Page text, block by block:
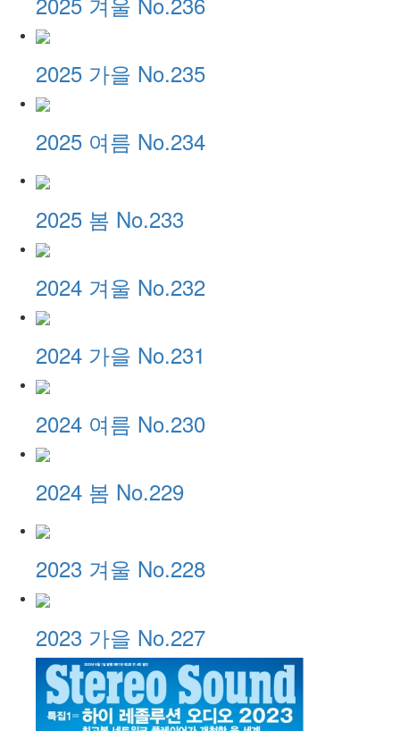
2025 가을 No.235
2025 여름 No.234
2025 봄 No.233
2024 겨울 No.232
2024 가을 No.231
2024 여름 No.230
2024 봄 No.229
2023 겨울 No.228
2023 가을 No.227